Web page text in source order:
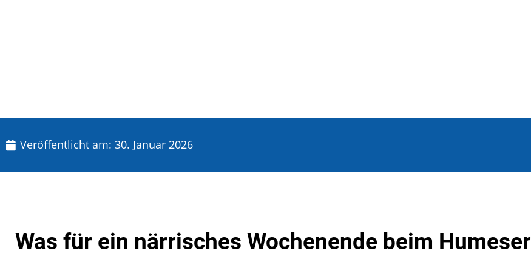
Veröffentlicht am: 30. Januar 2026
Was für ein närrisches Wochenende beim Humeser